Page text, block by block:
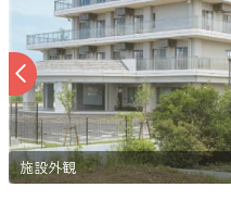
施設外観